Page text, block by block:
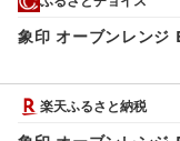
象印 オーブンレンジ
楽天ふるさと納税